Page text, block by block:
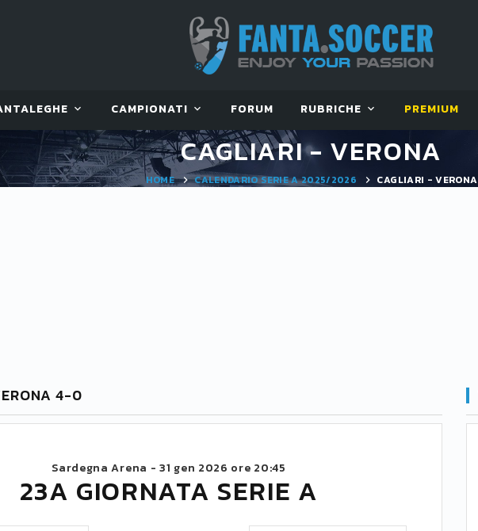
CAMPIONATI FORUM RUBRICHE PREMIUM
CAGLIARI - VERONA
HOME CALENDARIO SERIE A 2025/2026 CAGLIARI - VERONA
4-0
Sardegna Arena -31 gen 2026 ore 20:45
23A GIORNATA SERIE A